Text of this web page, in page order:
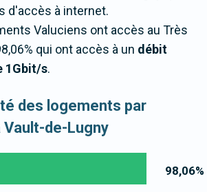
d'accès à internet.
Valuciens ont accès au Très
qui ont accès à un débit
1Gbit/s.
des logements par
de-Lugny
98,06%